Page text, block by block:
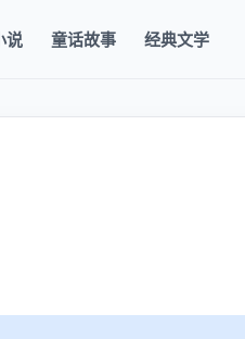
说 童话故事 经典文学